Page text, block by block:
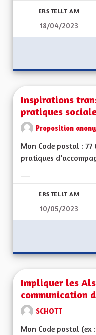
ERSTELLT AM
18/04/2023
Inspirations
pratiques
Proposition
Mon Code postal :
pratiques
ERSTELLT AM
10/05/2023
Impliquer les
communication
SCHOTT
Mon Code postal